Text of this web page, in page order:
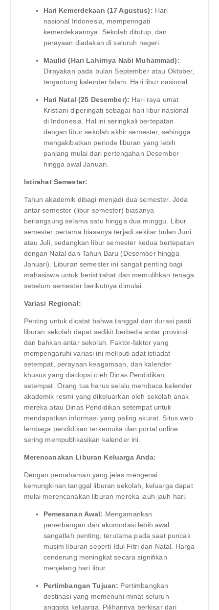
Hari Kemerdekaan (17 Agustus): Hari
nasional Indonesia, memperingati
kemerdekaannya. Sekolah ditutup, dan
perayaan diadakan di seluruh negeri.
Maulid (Hari Lahirnya Nabi Muhammad):
Dirayakan pada bulan September atau Oktober,
tergantung kalender Islam. Hari libur nasional.
Hari Natal (25 Desember): Hari raya umat
Kristiani diperingati sebagai hari libur nasional
di Indonesia. Hal ini seringkali bertepatan
dengan libur sekolah akhir semester, sehingga
mengakibatkan periode liburan yang lebih
panjang mulai dari pertengahan Desember
hingga awal Januari.
Istirahat Semester:
Tahun akademik dibagi menjadi dua semester. Jeda
antar semester (libur semester) biasanya
berlangsung selama satu hingga dua minggu. Libur
semester pertama biasanya terjadi sekitar bulan Juni
atau Juli, sedangkan libur semester kedua bertepatan
dengan Natal dan Tahun Baru (Desember hingga
Januari). Liburan semester ini sangat penting bagi
mahasiswa untuk beristirahat dan memulihkan tenaga
sebelum semester berikutnya dimulai.
Variasi Regional:
Penting untuk dicatat bahwa tanggal dan durasi pasti
liburan sekolah dapat sedikit berbeda antar provinsi
dan bahkan antar sekolah. Faktor-faktor yang
mempengaruhi variasi ini meliputi adat istiadat
setempat, perayaan keagamaan, dan kalender
khusus yang diadopsi oleh Dinas Pendidikan
setempat. Orang tua harus selalu membaca kalender
akademik resmi yang dikeluarkan oleh sekolah anak
mereka atau Dinas Pendidikan setempat untuk
mendapatkan informasi yang paling akurat. Situs web
lembaga pendidikan terkemuka dan portal online
sering mempublikasikan kalender ini.
Merencanakan Liburan Keluarga Anda:
Dengan pemahaman yang jelas mengenai
kemungkinan tanggal liburan sekolah, keluarga dapat
mulai merencanakan liburan mereka jauh-jauh hari.
Pemesanan Awal: Mengamankan
penerbangan dan akomodasi lebih awal
sangatlah penting, terutama pada saat puncak
musim liburan seperti Idul Fitri dan Natal. Harga
cenderung meningkat secara signifikan
menjelang hari libur.
Pertimbangan Tujuan: Pertimbangkan
destinasi yang memenuhi minat seluruh
anggota keluarga. Pilihannya berkisar dari